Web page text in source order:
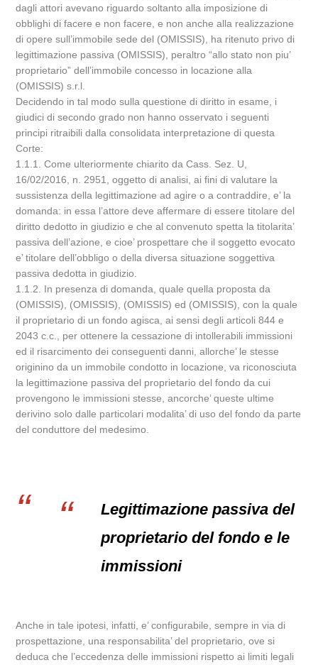
dagli attori avevano riguardo soltanto alla imposizione di
obblighi di facere e non facere, e non anche alla realizzazione
di opere sull’immobile sede del (OMISSIS), ha ritenuto privo di
legittimazione passiva (OMISSIS), peraltro “allo stato non piu’
proprietario” dell’immobile concesso in locazione alla
(OMISSIS) s.r.l.
Decidendo in tal modo sulla questione di diritto in esame, i
giudici di secondo grado non hanno osservato i seguenti
principi ritraibili dalla consolidata interpretazione di questa
Corte:
1.1.1. Come ulteriormente chiarito da Cass. Sez. U,
16/02/2016, n. 2951, oggetto di analisi, ai fini di valutare la
sussistenza della legittimazione ad agire o a contraddire, e’ la
domanda: in essa l’attore deve affermare di essere titolare del
diritto dedotto in giudizio e che al convenuto spetta la titolarita’
passiva dell’azione, e cioe’ prospettare che il soggetto evocato
e’ titolare dell’obbligo o della diversa situazione soggettiva
passiva dedotta in giudizio.
1.1.2. In presenza di domanda, quale quella proposta da
(OMISSIS), (OMISSIS), (OMISSIS) ed (OMISSIS), con la quale
il proprietario di un fondo agisca, ai sensi degli articoli 844 e
2043 c.c., per ottenere la cessazione di intollerabili immissioni
ed il risarcimento dei conseguenti danni, allorche’ le stesse
originino da un immobile condotto in locazione, va riconosciuta
la legittimazione passiva del proprietario del fondo da cui
provengono le immissioni stesse, ancorche’ queste ultime
derivino solo dalle particolari modalita’ di uso del fondo da parte
del conduttore del medesimo.
Legittimazione passiva del
proprietario del fondo e le
immissioni
Anche in tale ipotesi, infatti, e’ configurabile, sempre in via di
prospettazione, una responsabilita’ del proprietario, ove si
deduca che l’eccedenza delle immissioni rispetto ai limiti legali